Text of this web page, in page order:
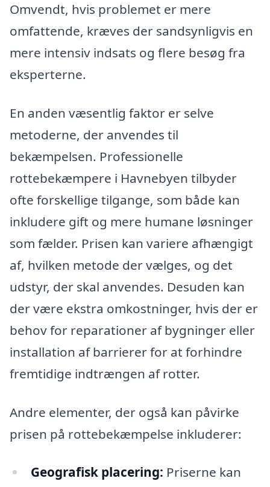
Omvendt, hvis problemet er mere
omfattende, kræves der sandsynligvis en
mere intensiv indsats og flere besøg fra
eksperterne.
En anden væsentlig faktor er selve
metoderne, der anvendes til
bekæmpelsen. Professionelle
rottebekæmpere i Havnebyen tilbyder
ofte forskellige tilgange, som både kan
inkludere gift og mere humane løsninger
som fælder. Prisen kan variere afhængigt
af, hvilken metode der vælges, og det
udstyr, der skal anvendes. Desuden kan
der være ekstra omkostninger, hvis der er
behov for reparationer af bygninger eller
installation af barrierer for at forhindre
fremtidige indtrængen af rotter.
Andre elementer, der også kan påvirke
prisen på rottebekæmpelse inkluderer:
Geografisk placering: Priserne kan